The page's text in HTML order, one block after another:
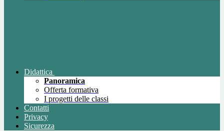
Didattica
Panoramica
Offerta formativa
I progetti delle classi
Contatti
Privacy
Sicurezza